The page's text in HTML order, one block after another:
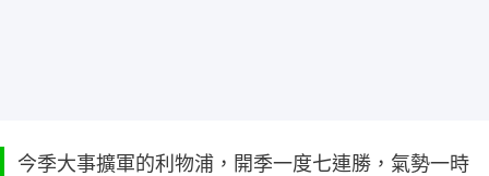
今季大事擴軍的利物浦，開季一度七連勝，氣勢一時